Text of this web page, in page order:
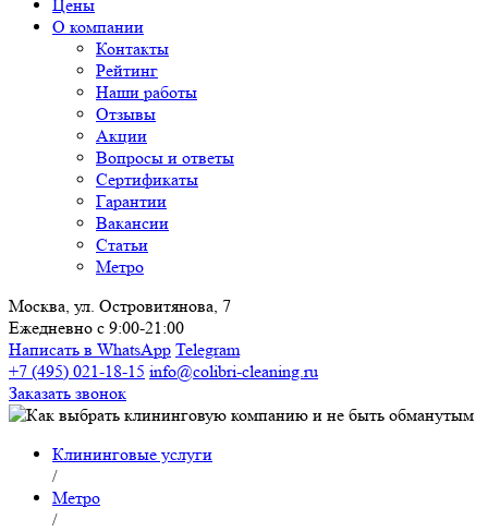
Цены
О компании
Контакты
Рейтинг
Наши работы
Отзывы
Акции
Вопросы и ответы
Сертификаты
Гарантии
Вакансии
Статьи
Метро
Москва, ул. Островитянова, 7
Ежедневно с 9:00-21:00
Написать в WhatsApp Telegram
+7 (495) 021-18-15 info@colibri-cleaning.ru
Заказать звонок
Клининговые услуги
/
Метро
/